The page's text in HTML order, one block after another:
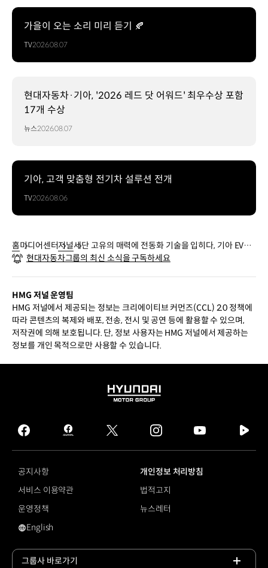
가을이 오는 소리 미리 듣기 🍂
TV2026.08.07
현대자동차·기아, '2026 레드 닷 어워드' 최우수상 포함
17개 수상
뉴스2026.08.07
기아, 고객 맞춤형 전기차 설루션 전개
TV2026.08.06
홈미디어센터저널세단 고유의 매력에 전동화 기술을 입히다, 기아 EV4
시승기
현대자동차그룹의 최신 소식을 구독하세요
HMG 저널 운영팀
HMG 저널에서 제공되는 정보는 크리에이티브 커먼즈(CCL) 2.0 정책에
따라 콘텐츠의 복제와 배포, 전송, 전시 및 공연 등에 활용할 수 있으며,
저작권에 의해 보호됩니다. 단, 정보 사용자는 HMG 저널에서 제공하는
정보를 개인 목적으로만 사용할 수 있습니다.
HYUNDAI
GROUP
facebook
hmg
journal
twitter instagram
tv
공지사항
개인정보 처리방침
서비스 이용약관
법적고지
운영정책
뉴스레터
영문 사이트로 이동
English
그룹사 바로가기